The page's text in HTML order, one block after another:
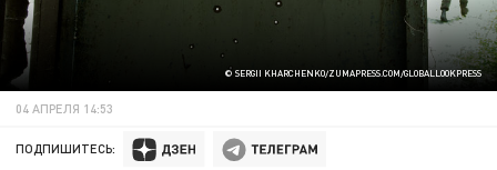
© SERGII KHARCHENKO/ZUMAPRESS.COM/GLOBALLOOKPRESS
04 АПРЕЛЯ 14:53
ПОДПИШИТЕСЬ: